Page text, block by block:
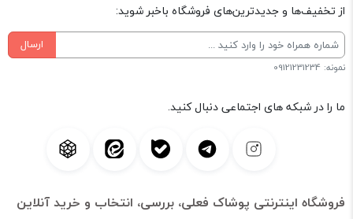
از تخفیف‌ها و جدیدترین‌های فروشگاه باخبر شوید:
ارسال
نمونه: 09121231234
ما را در شبکه های اجتماعی دنبال کنید.
فروشگاه اینترنتی پوشاک فعلی، بررسی، انتخاب و خرید آنلاین